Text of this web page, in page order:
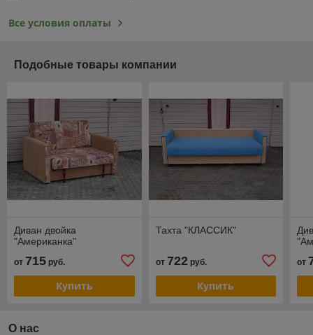
Все условия оплаты
Подобные товары компании
Диван двойка
"Американка"
от 715 руб.
Купить
Тахта "КЛАССИК"
от 722руб.
Купить
от
О нас